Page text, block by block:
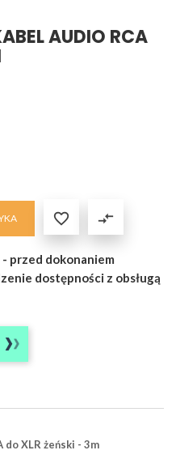
AUDIO RCA
 compare_arrows
- przed dokonaniem
dostępności z obsługą
do XLR żeński - 3m